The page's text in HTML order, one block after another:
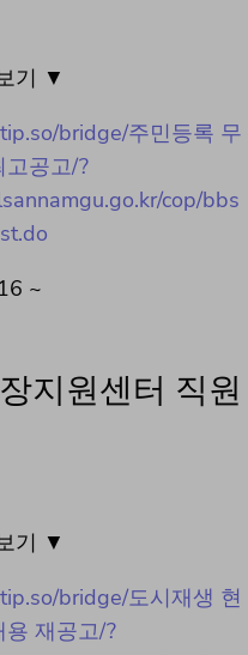
기 ▼
bridge/주민등록 무
고공고/?
cop/bbs
~
지원센터 직원
기 ▼
bridge/도시재생 현
재공고/?